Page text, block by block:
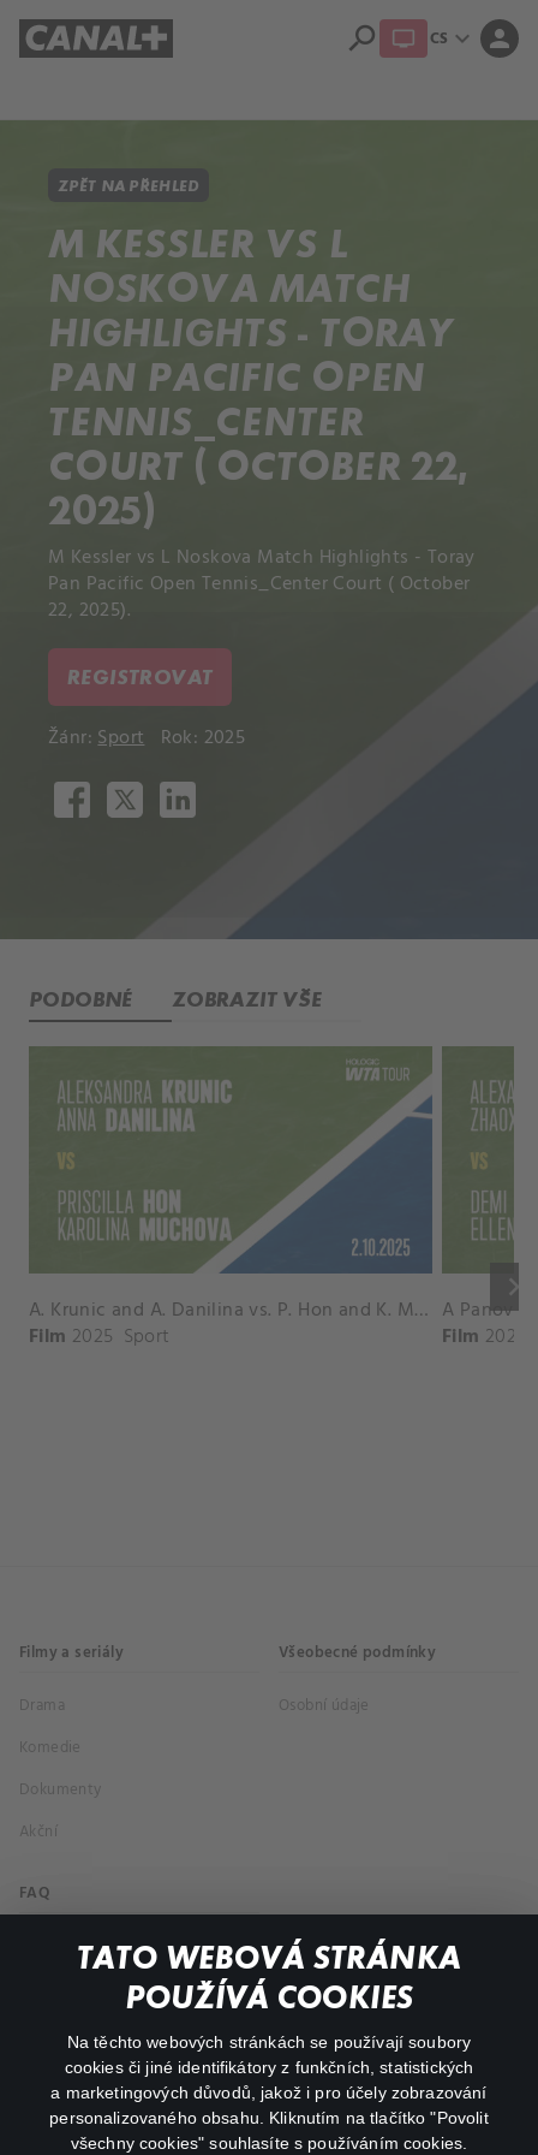
TATO WEBOVÁ STRÁNKA
POUŽÍVÁ COOKIES
Na těchto webových stránkách se používají soubory
cookies či jiné identifikátory z funkčních, statistických
a marketingových důvodů, jakož i pro účely zobrazování
personalizovaného obsahu. Kliknutím na tlačítko "Povolit
všechny cookies" souhlasíte s používáním cookies.
search CS expand_more person
ZPĚT NA PŘEHLED
M KESSLER VS L
NOSKOVA MATCH
HIGHLIGHTS - TORAY
PAN PACIFIC OPEN
TENNIS_CENTER
COURT ( OCTOBER 22,
2025)
M Kessler vs L Noskova Match Highlights - Toray
Pan Pacific Open Tennis_Center Court ( October
22, 2025).
REGISTROVAT
Žánr:Sport Rok: 2025
PODOBNÉ ZOBRAZIT VŠE
keyboard_arrow_right
A. Krunic and A. Danilina vs. P. Hon and K. Muchova Match Highlights - BEIJING_Capital Group Diamond ( October 02, 2025)
Film 2025 Sport Film 2026
Filmy a seriály
Drama
Komedie
Dokumenty
Akční
Všeobecné podmínky
Osobní údaje
FAQ
Můj účet
Důležité odkazy
facebookinstagram
youtube